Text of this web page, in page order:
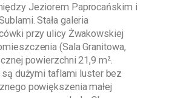
Jeziorem Paprocańskim i
Stała galeria
przy ulicy Żwakowskiej
(Sala Granitowa,
powierzchni 21,9 m².
są dużymi taflami luster bez
powiększenia małej